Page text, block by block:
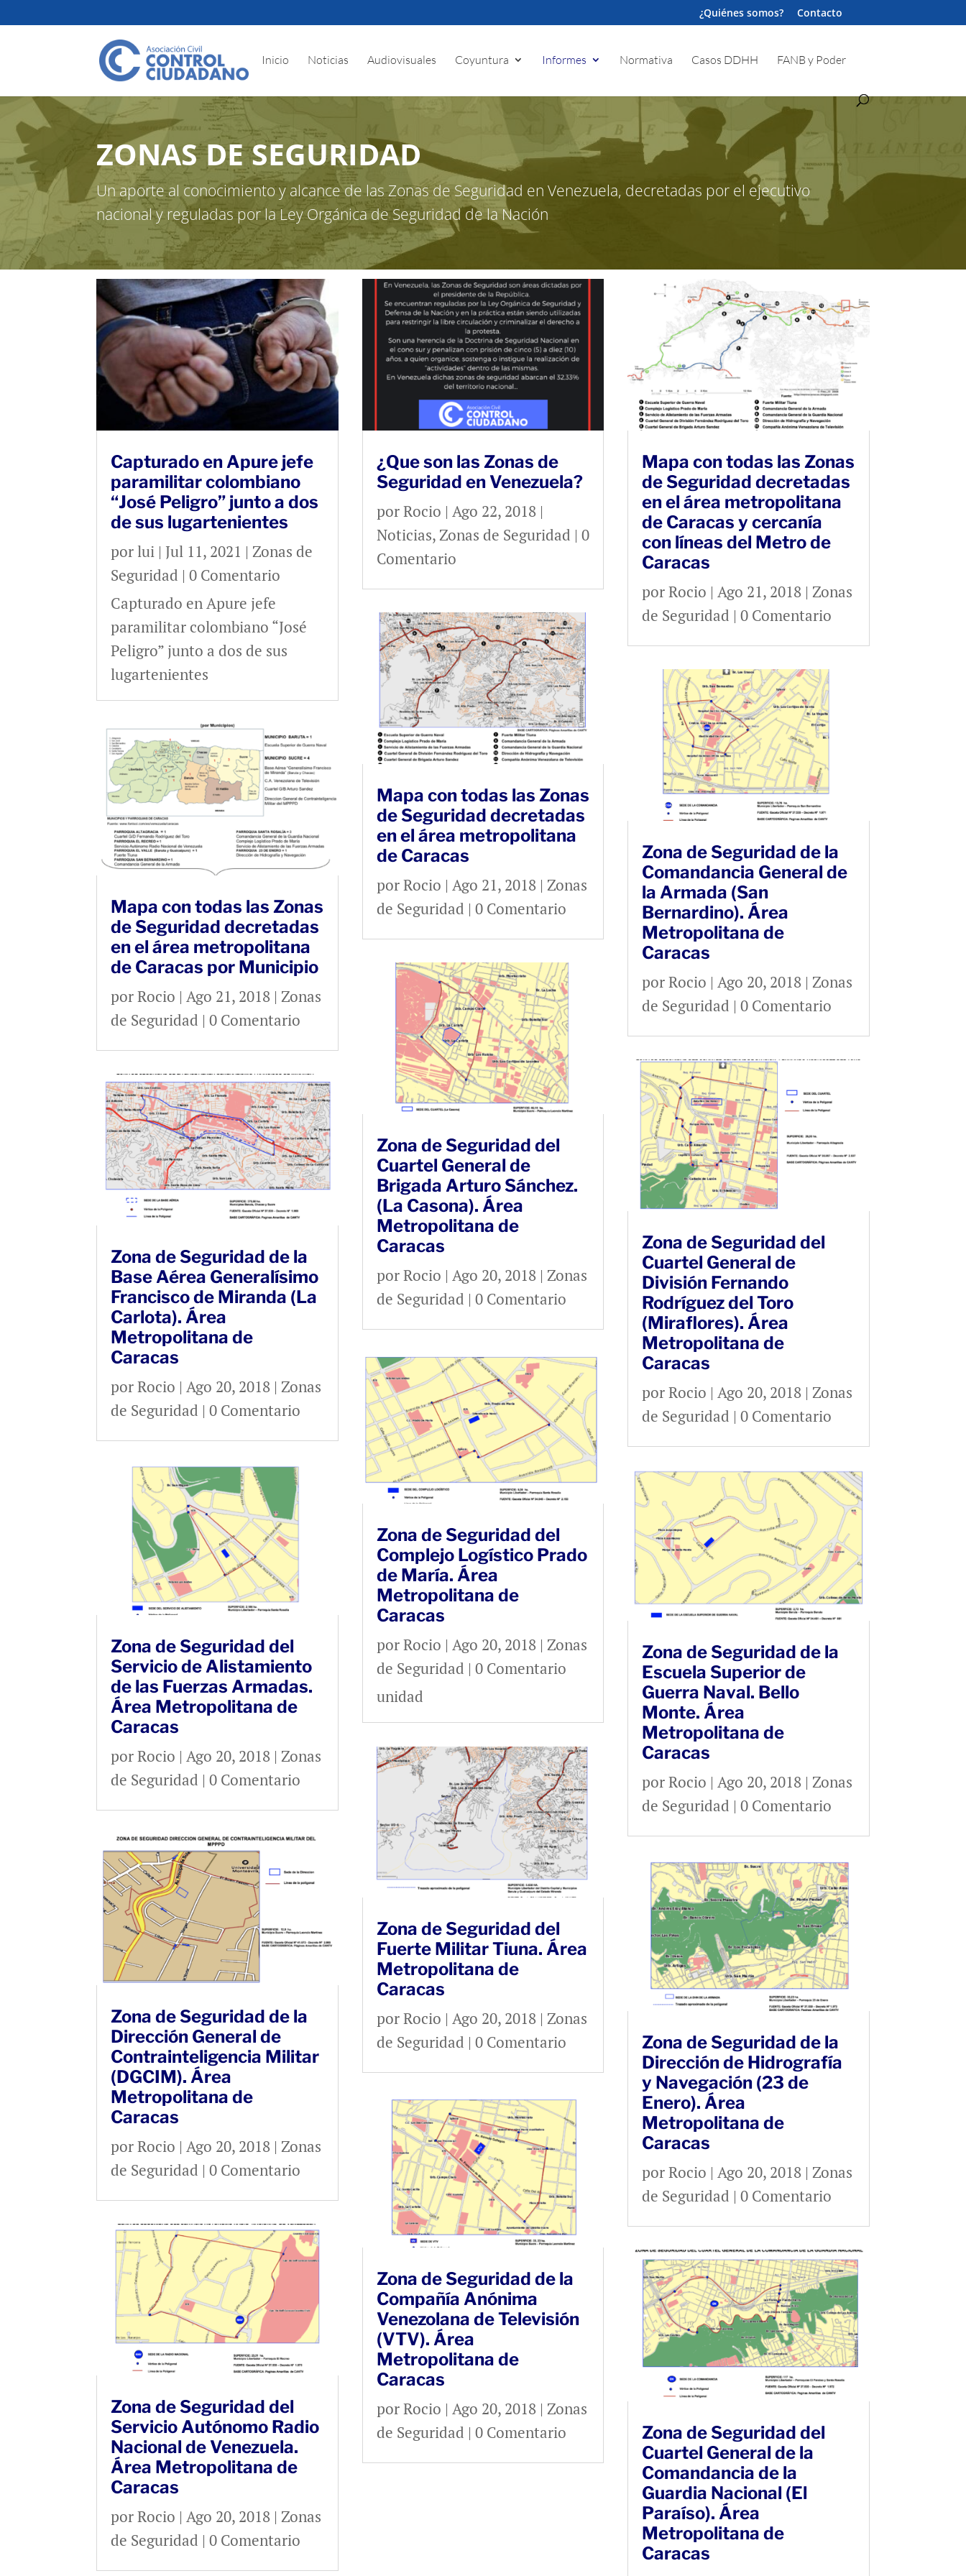
¿Quiénes somos? Contacto
Inicio Noticias Audiovisuales Coyuntura Informes Normativa Casos DDHH FANB y Poder
ZONAS DE SEGURIDAD
Un aporte al conocimiento y alcance de las Zonas de Seguridad en Venezuela, decretadas por el ejecutivo
nacional y reguladas por la Ley Orgánica de Seguridad de la Nación
Capturado en Apure jefe
paramilitar colombiano
“José Peligro” junto a dos
de sus lugartenientes
porlui | Jul 11, 2021 |Zonas de
Seguridad | 0 Comentario
Capturado en Apure jefe
paramilitar colombiano “José
Peligro” junto a dos de sus
lugartenientes
Mapa con todas las Zonas
de Seguridad decretadas
en el área metropolitana
de Caracas por Municipio
porRocio |Ago 21, 2018 |Zonas
de Seguridad | 0 Comentario
Zona de Seguridad de la
Base Aérea Generalísimo
Francisco de Miranda (La
Carlota). Área
Metropolitana de
Caracas
porRocio | Ago 20, 2018 | Zonas
de Seguridad | 0 Comentario
Zona de Seguridad del
Servicio de Alistamiento
de las Fuerzas Armadas.
Área Metropolitana de
Caracas
porRocio |Ago 20, 2018 |Zonas
de Seguridad | 0 Comentario
Zona de Seguridad de la
Dirección General de
Contrainteligencia Militar
(DGCIM). Área
Metropolitana de
Caracas
porRocio |Ago 20, 2018 |Zonas
de Seguridad | 0 Comentario
Zona de Seguridad del
Servicio Autónomo Radio
Nacional de Venezuela.
Área Metropolitana de
Caracas
porRocio |Ago 20, 2018 |Zonas
de Seguridad | 0 Comentario
¿Que son las Zonas de
Seguridad en Venezuela?
porRocio | Ago 22, 2018|
Noticias,Zonas de Seguridad | 0
Comentario
Mapa con todas las Zonas
de Seguridad decretadas
en el área metropolitana
de Caracas
porRocio | Ago 21, 2018| Zonas
de Seguridad | 0 Comentario
Zona de Seguridad del
Cuartel General de
Brigada Arturo Sánchez.
(La Casona). Área
Metropolitana de
Caracas
porRocio | Ago 20, 2018| Zonas
de Seguridad | 0 Comentario
Zona de Seguridad del
Complejo Logístico Prado
de María. Área
Metropolitana de
Caracas
porRocio | Ago 20, 2018| Zonas
de Seguridad | 0 Comentario
unidad
Zona de Seguridad del
Fuerte Militar Tiuna. Área
Metropolitana de
Caracas
porRocio | Ago 20, 2018| Zonas
de Seguridad | 0 Comentario
Zona de Seguridad de la
Compañía Anónima
Venezolana de Televisión
(VTV). Área
Metropolitana de
Caracas
porRocio | Ago 20, 2018| Zonas
de Seguridad | 0 Comentario
Mapa con todas las Zonas
de Seguridad decretadas
en el área metropolitana
de Caracas y cercanía
con líneas del Metro de
Caracas
porRocio | Ago 21, 2018| Zonas
de Seguridad | 0 Comentario
Zona de Seguridad de la
Comandancia General de
la Armada (San
Bernardino). Área
Metropolitana de
Caracas
porRocio | Ago 20, 2018| Zonas
de Seguridad | 0 Comentario
Zona de Seguridad del
Cuartel General de
División Fernando
Rodríguez del Toro
(Miraflores). Área
Metropolitana de
Caracas
porRocio | Ago 20, 2018| Zonas
de Seguridad | 0 Comentario
Zona de Seguridad de la
Escuela Superior de
Guerra Naval. Bello
Monte. Área
Metropolitana de
Caracas
porRocio | Ago 20, 2018| Zonas
de Seguridad | 0 Comentario
Zona de Seguridad de la
Dirección de Hidrografía
y Navegación (23 de
Enero). Área
Metropolitana de
Caracas
porRocio | Ago 20, 2018| Zonas
de Seguridad | 0 Comentario
Zona de Seguridad del
Cuartel General de la
Comandancia de la
Guardia Nacional (El
Paraíso). Área
Metropolitana de
Caracas